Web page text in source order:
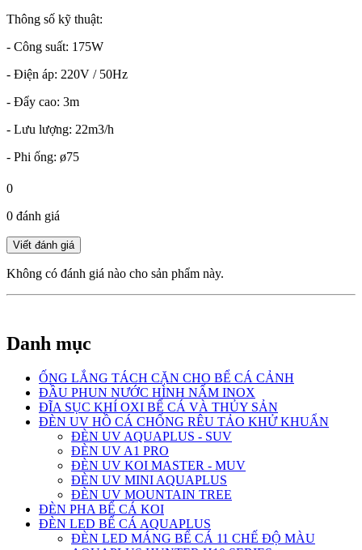
Thông số kỹ thuật:
- Công suất: 175W
- Điện áp: 220V / 50Hz
- Đẩy cao: 3m
- Lưu lượng: 22m3/h
- Phi ống: ø75
0
0 đánh giá
Không có đánh giá nào cho sản phẩm này.
Danh mục
ỐNG LẮNG TÁCH CẶN CHO BỂ CÁ CẢNH
ĐẦU PHUN NƯỚC HÌNH NẤM INOX
ĐĨA SỤC KHÍ OXI BỂ CÁ VÀ THỦY SẢN
ĐÈN UV HỒ CÁ CHỐNG RÊU TẢO KHỬ KHUẨN
ĐÈN UV AQUAPLUS - SUV
ĐÈN UV A1 PRO
ĐÈN UV KOI MASTER - MUV
ĐÈN UV MINI AQUAPLUS
ĐÈN UV MOUNTAIN TREE
ĐÈN PHA BỂ CÁ KOI
ĐÈN LED BỂ CÁ AQUAPLUS
ĐÈN LED MÁNG BỂ CÁ 11 CHẾ ĐỘ MÀU